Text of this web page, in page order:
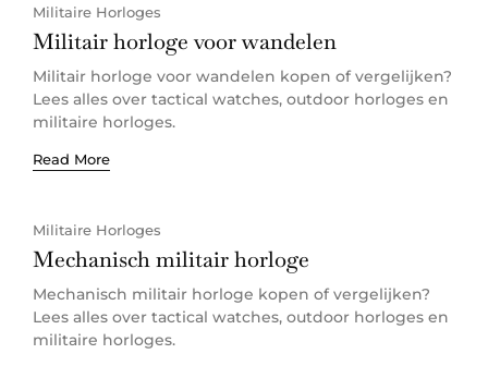
Militaire Horloges
Militair horloge voor wandelen
Militair horloge voor wandelen kopen of vergelijken?
Lees alles over tactical watches, outdoor horloges en
militaire horloges.
Read More
Militaire Horloges
Mechanisch militair horloge
Mechanisch militair horloge kopen of vergelijken?
Lees alles over tactical watches, outdoor horloges en
militaire horloges.